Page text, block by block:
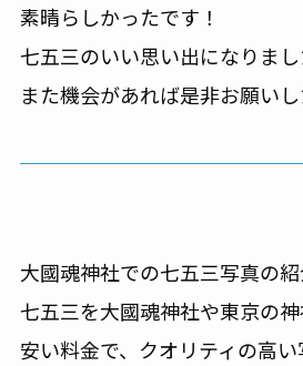
素晴らしかったです！
七五三のいい思い出になりまし
また機会があれば是非お願いし
大國魂神社での七五三写真の紹
七五三を大國魂神社や東京の
安い料金で、クオリティの高